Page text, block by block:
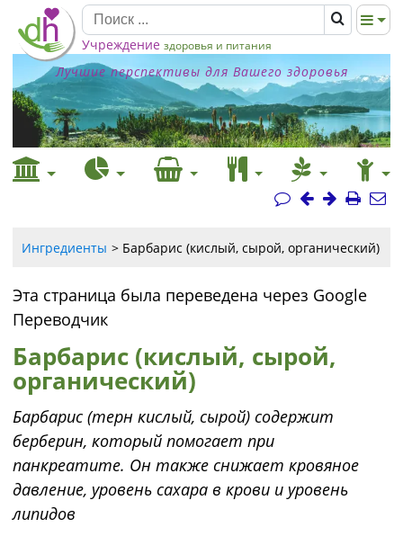
Учреждение здоровья и питания
Лучшие перспективы для Вашего здоровья
Ингредиенты Барбарис (кислый, сырой, органический)
Эта страница была переведена через Google
Переводчик
Барбарис (кислый, сырой,
органический)
Барбарис (терн кислый, сырой) содержит
берберин, который помогает при
панкреатите. Он также снижает кровяное
давление, уровень сахара в крови и уровень
липидов